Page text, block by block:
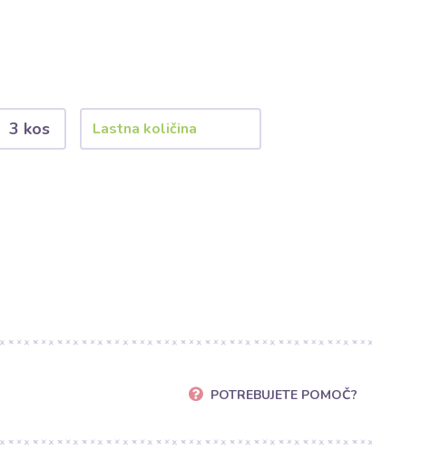
3 kos
POTREBUJETE POMOČ?